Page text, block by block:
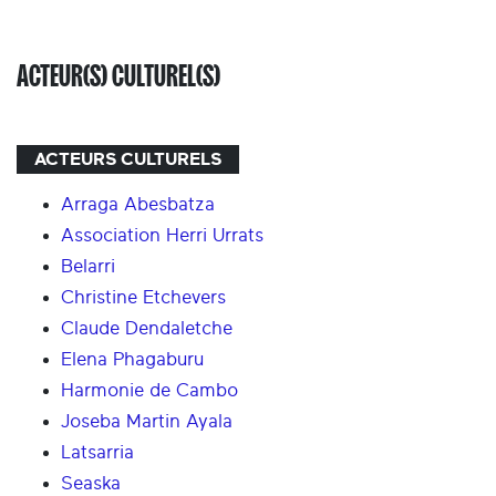
ACTEUR(S) CULTUREL(S)
ACTEURS CULTURELS
Arraga Abesbatza
Association Herri Urrats
Belarri
Christine Etchevers
Claude Dendaletche
Elena Phagaburu
Harmonie de Cambo
Joseba Martin Ayala
Latsarria
Seaska